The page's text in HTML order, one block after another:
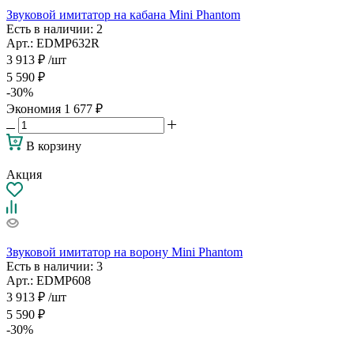
Звуковой имитатор на кабана Mini Phantom
Есть в наличии: 2
Арт.: EDMP632R
3 913 ₽ /шт
5 590 ₽
-30%
Экономия 1 677 ₽
В корзину
Акция
Звуковой имитатор на ворону Mini Phantom
Есть в наличии: 3
Арт.: EDMP608
3 913 ₽ /шт
5 590 ₽
-30%